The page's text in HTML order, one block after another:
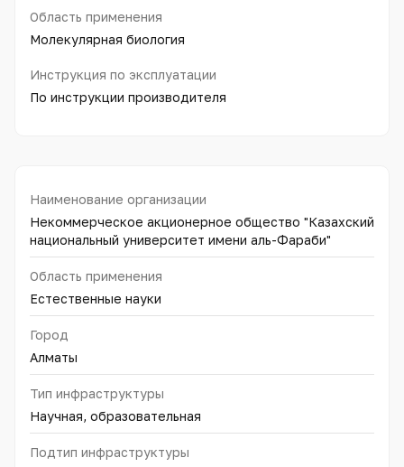
Область применения
Молекулярная биология
Инструкция по эксплуатации
По инструкции производителя
Наименование организации
Некоммерческое акционерное общество "Казахский
национальный университет имени аль-Фараби"
Область применения
Естественные науки
Город
Алматы
Тип инфраструктуры
Научная, образовательная
Подтип инфраструктуры